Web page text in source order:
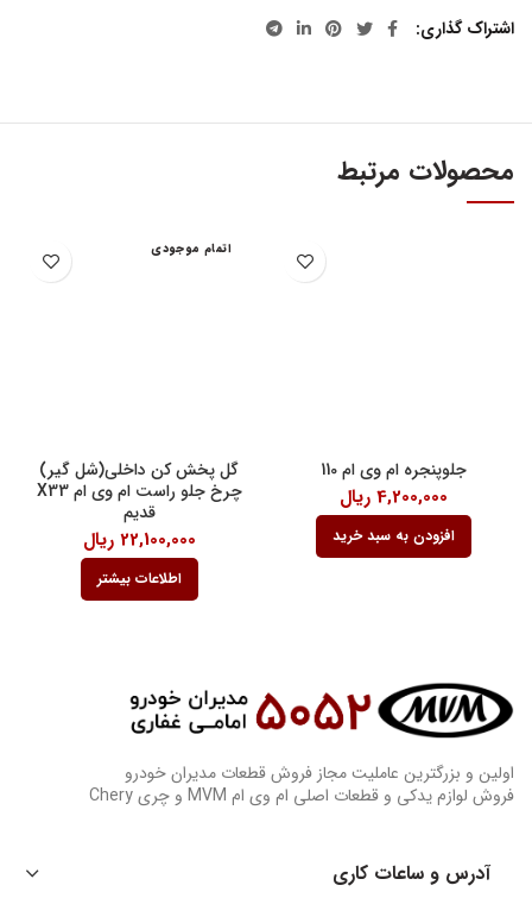
اشتراک گذاری
محصولات مرتبط
جلوپنجره ام وی ام 110
4,200,000 ریال
افزودن به سبد خرید
اتمام موجودی
گل پخش کن داخلی(شل گیر)
چرخ جلو راست ام وی ام X33
قدیم
22,100,000 ریال
اطلاعات بیشتر
اولین و بزرگترین عاملیت مجاز فروش قطعات مدیران خودرو
فروش لوازم یدکی و قطعات اصلی ام وی ام MVM و چری Chery
آدرس و ساعات کاری